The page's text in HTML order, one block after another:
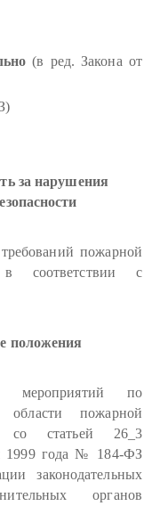
(в ред. Закона от
за нарушения
пожарной
в соответствии с
положения
по
пожарной
со статьей 26_3
1999 года № 184-ФЗ
законодательных
органов